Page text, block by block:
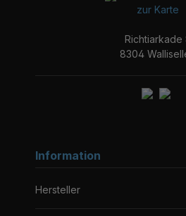
zur Karte
Richtiarkade
8304
Information
Hersteller